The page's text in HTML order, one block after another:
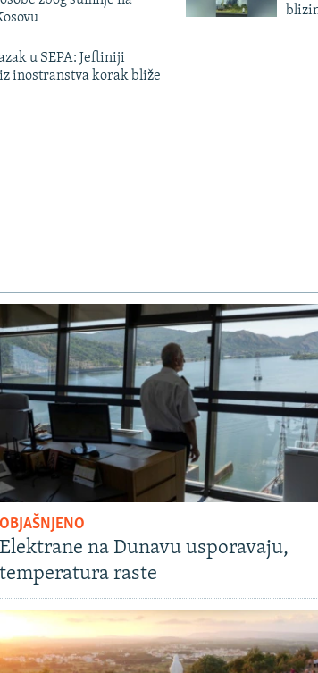
u SEPA: Jeftiniji
inostranstva korak bliže
OBJAŠNJENO
Elektrane na Dunavu usporavaju,
temperatura raste